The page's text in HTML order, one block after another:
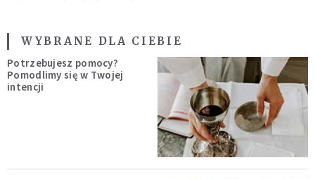
WYBRANE DLA CIEBIE
Potrzebujesz pomocy?
Pomodlimy się w Twojej
intencji